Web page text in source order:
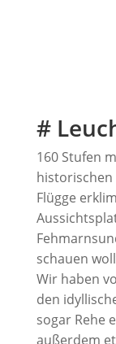
#
160 Stufen
Flügge
schauen
Wir haben
den
sogar Rehe
außerdem